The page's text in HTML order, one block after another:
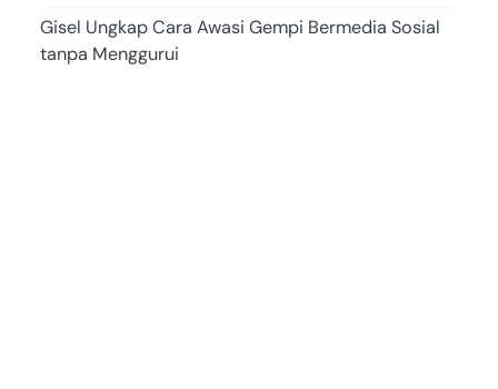
Gisel Ungkap Cara Awasi Gempi Bermedia Sosial
tanpa Menggurui